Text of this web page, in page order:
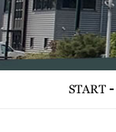
START